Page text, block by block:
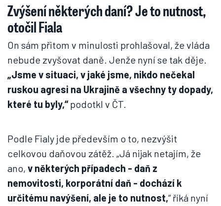
Zvýšení některých daní? Je to nutnost,
otočil Fiala
On sám přitom v minulosti prohlašoval, že vláda
nebude zvyšovat daně. Jenže nyní se tak děje.
„Jsme v situaci, v jaké jsme, nikdo nečekal
ruskou agresi na Ukrajině a všechny ty dopady,
které tu byly,“podotkl v ČT.
Podle Fialy jde především o to, nezvýšit
celkovou daňovou zátěž. „Já nijak netajím, že
ano, v některých případech - daň z
nemovitosti, korporátní daň - dochází k
určitému navýšení, ale je to nutnost,“ říká nyní